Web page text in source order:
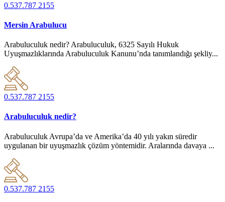
0.537.787 2155
Mersin Arabulucu
Arabuluculuk nedir? Arabuluculuk, 6325 Sayılı Hukuk
Uyuşmazlıklarında Arabuluculuk Kanunu’nda tanımlandığı şekliy...
0.537.787 2155
Arabuluculuk nedir?
Arabuluculuk Avrupa’da ve Amerika’da 40 yılı yakın süredir
uygulanan bir uyuşmazlık çözüm yöntemidir. Aralarında davaya ...
0.537.787 2155